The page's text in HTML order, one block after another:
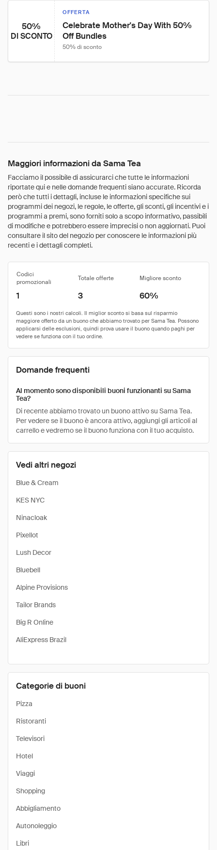
50%
DI SCONTO
OFFERTA
Celebrate Mother's Day With 50%
Off Bundles
50% di sconto
Maggiori informazioni da Sama Tea
Facciamo il possibile di assicurarci che tutte le informazioni
riportate qui e nelle domande frequenti siano accurate. Ricorda
però che tutti i dettagli, incluse le informazioni specifiche sui
programmi dei negozi, le regole, le offerte, gli sconti, gli incentivi e i
programmi a premi, sono forniti solo a scopo informativo, passibili
di modifiche e potrebbero essere imprecisi o non aggiornati. Puoi
consultare il sito del negozio per conoscere le informazioni più
recenti e i dettagli completi.
Vedi altri negozi
Blue & Cream
KES NYC
Ninacloak
Pixellot
Lush Decor
Bluebell
Alpine Provisions
Tailor Brands
Big R Online
AliExpress Brazil
Categorie di buoni
Pizza
Ristoranti
Televisori
Hotel
Viaggi
Shopping
Abbigliamento
Autonoleggio
Libri
Codici
promozionali
Totale offerte Migliore sconto
1 3 60%
Domande frequenti
Al momento sono disponibili buoni funzionanti su Sama
Tea?
Di recente abbiamo trovato un buono attivo su Sama Tea.
Per vedere se il buono è ancora attivo, aggiungi gli articoli al
carrello e vedremo se il buono funziona con il tuo acquisto.